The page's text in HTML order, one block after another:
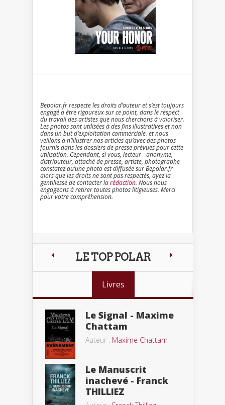
Bepolar.fr respecte les droits d’auteur et s’est toujours
engagé à être rigoureux sur ce point, dans le respect
du travail des artistes que nous cherchons à valoriser.
Les photos sont utilisées à des fins illustratives et non
dans un but d’exploitation commerciale. et nous
veillons à n’illustrer nos articles qu’avec des photos
fournis dans les dossiers de presse prévues pour cette
utilisation. Cependant, si vous, lecteur - anonyme,
distributeur, attaché de presse, artiste, photographe
constatez qu’une photo est diffusée sur Bepolar.fr
alors que les droits ne sont pas respectés, ayez la
gentillesse de contacter larédaction. Nous nous
engageons à retirer toutes photos litigieuses. Merci
pour votre compréhension.
LE TOP POLAR
Livres
Le Signal - Maxime
Chattam
Auteur : Maxime Chattam
Le Manuscrit
inachevé - Franck
THILLIEZ